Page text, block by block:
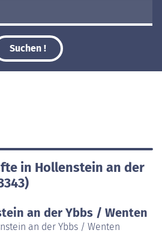
Suchen !
in Hollenstein an der
an der Ybbs / Wenten
an der Ybbs / Wenten